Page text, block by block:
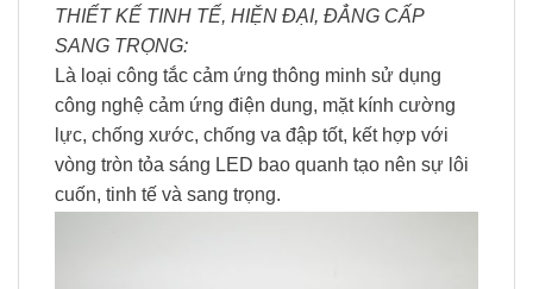
THIẾT KẾ TINH TẾ, HIỆN ĐẠI, ĐẲNG CẤP
SANG TRỌNG:
Là loại công tắc cảm ứng thông minh sử dụng
công nghệ cảm ứng điện dung, mặt kính cường
lực, chống xước, chống va đập tốt, kết hợp với
vòng tròn tỏa sáng LED bao quanh tạo nên sự lôi
cuốn, tinh tế và sang trọng.